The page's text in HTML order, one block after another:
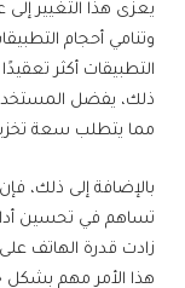
يعزى هذا التغيير إلى
وتنامي أحجام
التطبيقات أكثر
ذلك، يفضل
مما يتطلب سعة
بالإضافة إلى ذلك،
تساهم في تحسين
زادت قدرة الهاتف
هذا الأمر مهم